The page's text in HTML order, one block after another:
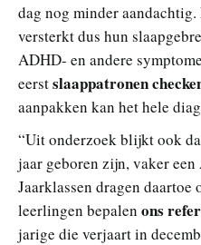
dag nog minder
versterkt dus hun
ADHD- en andere
eerstslaappatronen
aanpakken kan het hele
“Uit onderzoek blijkt ook
jaar geboren zijn, vaker
Jaarklassen dragen
leerlingen bepalen ons
jarige die verjaart in